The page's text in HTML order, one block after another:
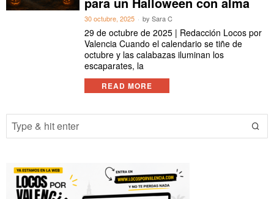
30 octubre, 2025 bySara C
29 de octubre de 2025 | Redacción Locos por
Valencia Cuando el calendario se tiñe de
octubre y las calabazas iluminan los
escaparates, la
READ MORE